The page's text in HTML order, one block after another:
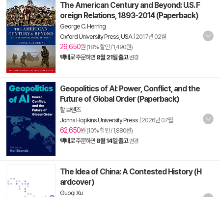
The American Century and Beyond: U.S. F
oreign Relations, 1893-2014 (Paperback)
George C. Herring
Oxford University Press, USA| 2017년 02월
29,650원 (18% 할인 / 1,490원)
택배로 주문하면 8월 21일 출고 변경
Geopolitics of AI: Power, Conflict, and the
Future of Global Order (Paperback)
할 브랜즈
Johns Hopkins University Press 2026년 07월
62,650원 (10% 할인 / 1,880원)
택배로 주문하면 8월 14일 출고 변경
The Idea of China: A Contested History (H
ardcover)
Guoqi Xu